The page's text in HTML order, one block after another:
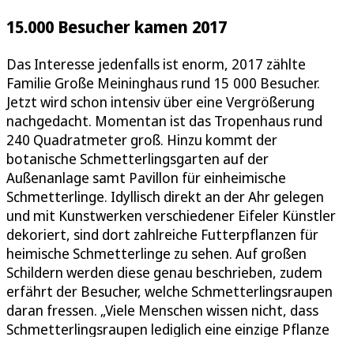
15.000 Besucher kamen 2017
Das Interesse jedenfalls ist enorm, 2017 zählte
Familie Große Meininghaus rund 15 000 Besucher.
Jetzt wird schon intensiv über eine Vergrößerung
nachgedacht. Momentan ist das Tropenhaus rund
240 Quadratmeter groß. Hinzu kommt der
botanische Schmetterlingsgarten auf der
Außenanlage samt Pavillon für einheimische
Schmetterlinge. Idyllisch direkt an der Ahr gelegen
und mit Kunstwerken verschiedener Eifeler Künstler
dekoriert, sind dort zahlreiche Futterpflanzen für
heimische Schmetterlinge zu sehen. Auf großen
Schildern werden diese genau beschrieben, zudem
erfährt der Besucher, welche Schmetterlingsraupen
daran fressen. „Viele Menschen wissen nicht, dass
Schmetterlingsraupen lediglich eine einzige Pflanze